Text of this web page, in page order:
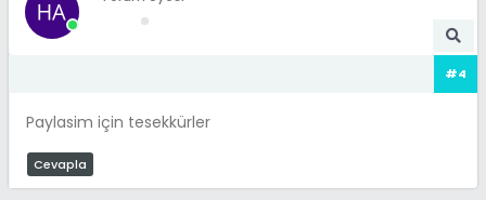
#4
Paylasim için tesekkürler
Cevapla